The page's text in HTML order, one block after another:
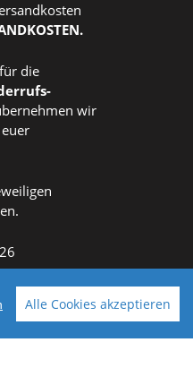
.
die
-
wir
Alle Cookies akzeptieren